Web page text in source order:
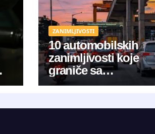
ZANIMLJIVOSTI
10 automobilskih
zanimljivosti koje
graniče sa
znanstvenom